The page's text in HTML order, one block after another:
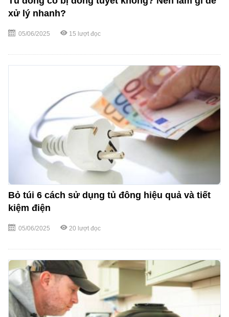
xử lý nhanh?
05/06/2025 15 lượt đọc
Bỏ túi 6 cách sử dụng tủ đông hiệu quả và tiết
kiệm điện
05/06/2025 20 lượt đọc